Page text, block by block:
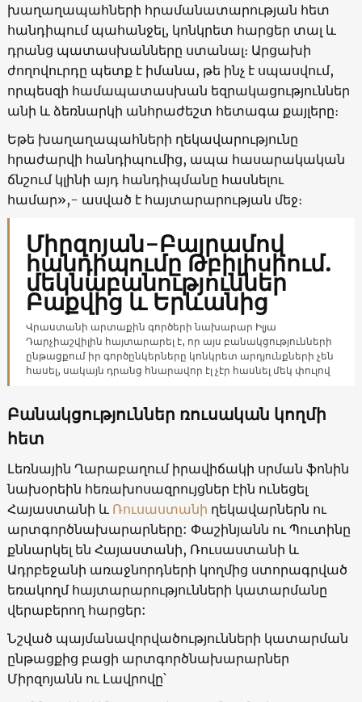
խաղաղապահների հրամանատարության հետ
հանդիպում պահանջել, կոնկրետ հարցեր տալ և
դրանց պատասխանները ստանալ։ Արցախի
ժողովուրդը պետք է իմանա, թե ինչ է սպասվում,
որպեսզի համապատասխան եզրակացություններ
անի և ձեռնարկի անհրաժեշտ հետագա քայլերը։
Եթե ​խաղաղապահների ղեկավարությունը
հրաժարվի հանդիպումից, ապա հասարակական
ճնշում կլինի այդ հանդիպմանը հասնելու
համար»,- ասված է հայտարարության մեջ։
Միրզոյան-Բայրամով
հանդիպումը Թբիլիսիում.
մեկնաբանություններ
Բաքվից և Երևանից
Վրաստանի արտաքին գործերի նախարար Իլյա
Դարչիաշվիլին հայտարարել է, որ այս բանակցությունների
ընթացքում իր գործընկերները կոնկրետ արդյունքների չեն
հասել, սակայն դրանց հնարավոր էլ չէր հասնել մեկ փուլով
Բանակցություններ ռուսական կողմի
հետ
Լեռնային Ղարաբաղում իրավիճակի սրման ֆոնին
նախօրեին հեռախոսազրույցներ էին ունեցել
Հայաստանի և Ռուսաստանի ղեկավարներն ու
արտգործնախարարները: Փաշինյանն ու Պուտինը
քննարկել են Հայաստանի, Ռուսաստանի և
Ադրբեջանի առաջնորդների կողմից ստորագրված
եռակողմ հայտարարությունների կատարմանը
վերաբերող հարցեր:
Նշված պայմանավորվածությունների կատարման
ընթացքից բացի արտգործնախարարներ
Միրզոյանն ու Լավրովը՝